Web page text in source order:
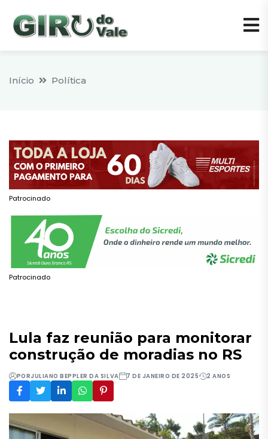
Início Política
Patrocinado
Patrocinado
Lula faz reunião para monitorar
construção de moradias no RS
PORJULIANO BEPPLER DA SILVA 7 DE JANEIRO DE 2025 2 ANOS